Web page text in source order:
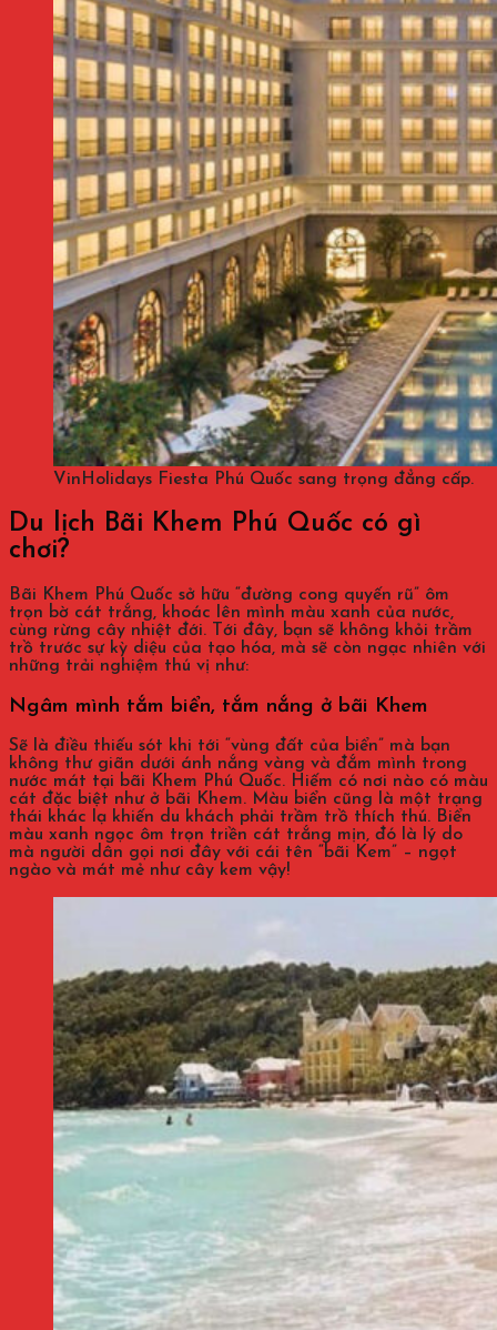
VinHolidays Fiesta Phú Quốc sang trọng đẳng cấp.
Du lịch Bãi Khem Phú Quốc có gì
chơi?
Bãi Khem Phú Quốc sở hữu “đường cong quyến rũ” ôm
trọn bờ cát trắng, khoác lên mình màu xanh của nước,
cùng rừng cây nhiệt đới. Tới đây, bạn sẽ không khỏi trầm
trồ trước sự kỳ diệu của tạo hóa, mà sẽ còn ngạc nhiên với
những trải nghiệm thú vị như:
Ngâm mình tắm biển, tắm nắng ở bãi Khem
Sẽ là điều thiếu sót khi tới “vùng đất của biển” mà bạn
không thư giãn dưới ánh nắng vàng và đắm mình trong
nước mát tại bãi Khem Phú Quốc. Hiếm có nơi nào có màu
cát đặc biệt như ở bãi Khem. Màu biển cũng là một trạng
thái khác lạ khiến du khách phải trầm trồ thích thú. Biển
màu xanh ngọc ôm trọn triền cát trắng mịn, đó là lý do
mà người dân gọi nơi đây với cái tên “bãi Kem” – ngọt
ngào và mát mẻ như cây kem vậy!